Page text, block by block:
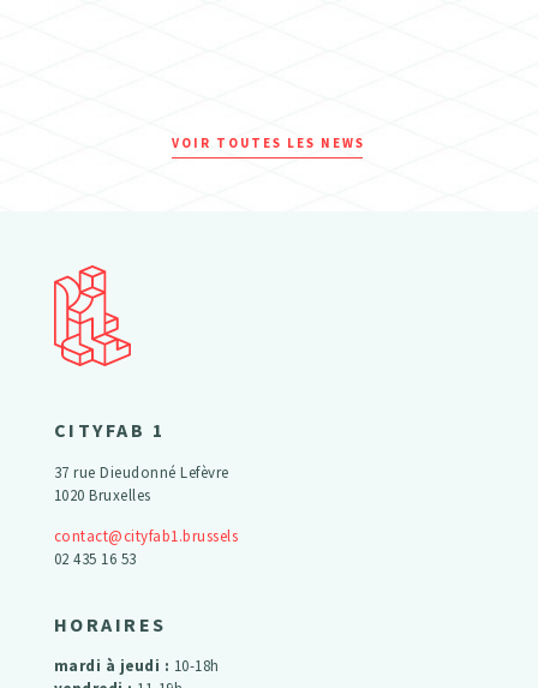
VOIR TOUTES LES NEWS
CITYFAB 1
37 rue Dieudonné Lefèvre
1020 Bruxelles
contact@cityfab1.brussels
02 435 16 53
HORAIRES
mardi à jeudi : 10-18h